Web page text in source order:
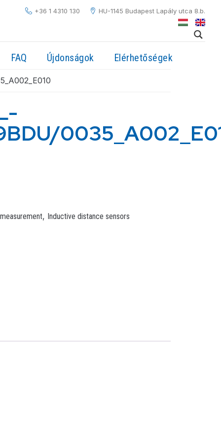
+36 1 4310 130 HU-1145 Budapest Lapály utca 8.b.
FAQ Újdonságok Elérhetőségek
, Inductive distance sensors